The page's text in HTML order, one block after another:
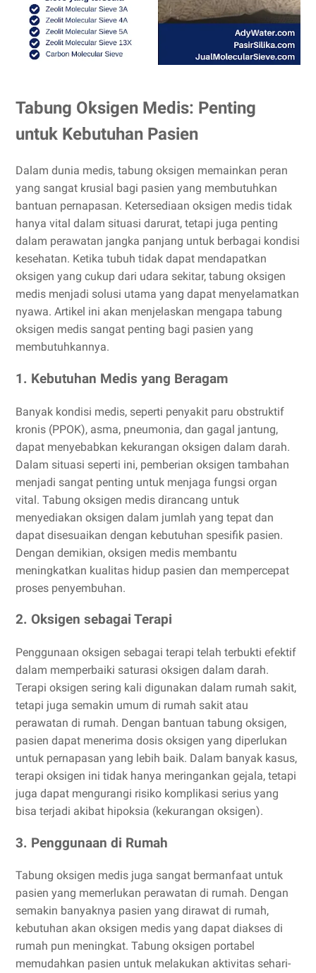
Tabung Oksigen Medis: Penting
untuk Kebutuhan Pasien
Dalam dunia medis, tabung oksigen memainkan peran
yang sangat krusial bagi pasien yang membutuhkan
bantuan pernapasan. Ketersediaan oksigen medis tidak
hanya vital dalam situasi darurat, tetapi juga penting
dalam perawatan jangka panjang untuk berbagai kondisi
kesehatan. Ketika tubuh tidak dapat mendapatkan
oksigen yang cukup dari udara sekitar, tabung oksigen
medis menjadi solusi utama yang dapat menyelamatkan
nyawa. Artikel ini akan menjelaskan mengapa tabung
oksigen medis sangat penting bagi pasien yang
membutuhkannya.
1. Kebutuhan Medis yang Beragam
Banyak kondisi medis, seperti penyakit paru obstruktif
kronis (PPOK), asma, pneumonia, dan gagal jantung,
dapat menyebabkan kekurangan oksigen dalam darah.
Dalam situasi seperti ini, pemberian oksigen tambahan
menjadi sangat penting untuk menjaga fungsi organ
vital. Tabung oksigen medis dirancang untuk
menyediakan oksigen dalam jumlah yang tepat dan
dapat disesuaikan dengan kebutuhan spesifik pasien.
Dengan demikian, oksigen medis membantu
meningkatkan kualitas hidup pasien dan mempercepat
proses penyembuhan.
2. Oksigen sebagai Terapi
Penggunaan oksigen sebagai terapi telah terbukti efektif
dalam memperbaiki saturasi oksigen dalam darah.
Terapi oksigen sering kali digunakan dalam rumah sakit,
tetapi juga semakin umum di rumah sakit atau
perawatan di rumah. Dengan bantuan tabung oksigen,
pasien dapat menerima dosis oksigen yang diperlukan
untuk pernapasan yang lebih baik. Dalam banyak kasus,
terapi oksigen ini tidak hanya meringankan gejala, tetapi
juga dapat mengurangi risiko komplikasi serius yang
bisa terjadi akibat hipoksia (kekurangan oksigen).
3. Penggunaan di Rumah
Tabung oksigen medis juga sangat bermanfaat untuk
pasien yang memerlukan perawatan di rumah. Dengan
semakin banyaknya pasien yang dirawat di rumah,
kebutuhan akan oksigen medis yang dapat diakses di
rumah pun meningkat. Tabung oksigen portabel
memudahkan pasien untuk melakukan aktivitas sehari-